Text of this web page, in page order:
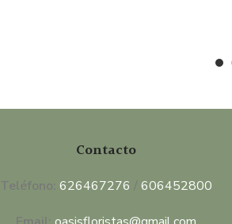
Contacto
Teléfono: 626467276 /606452800